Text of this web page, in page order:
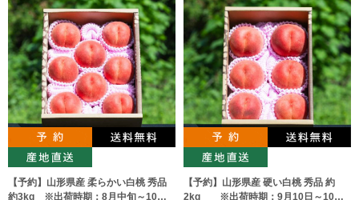
【予約】山形県産 柔らかい白桃 秀品
約3kg ※出荷時期：8月中旬～10月
【予約】山形県産 硬い白桃 秀品 約
2kg ※出荷時期：9月10日～10月